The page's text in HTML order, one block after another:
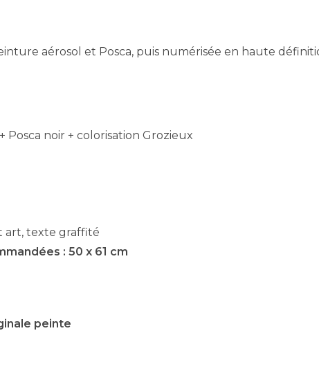
aérosol et Posca, puis numérisée en haute
noir + colorisation Grozieux
art, texte graffité
: 50 x 61 cm
peinte